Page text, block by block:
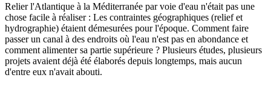
Relier l'Atlantique à la Méditerranée par voie d'eau n'était pas une
chose facile à réaliser : Les contraintes géographiques (relief et
hydrographie) étaient démesurées pour l'époque. Comment faire
passer un canal à des endroits où l'eau n'est pas en abondance et
comment alimenter sa partie supérieure ? Plusieurs études, plusieurs
projets avaient déjà été élaborés depuis longtemps, mais aucun
d'entre eux n'avait abouti.